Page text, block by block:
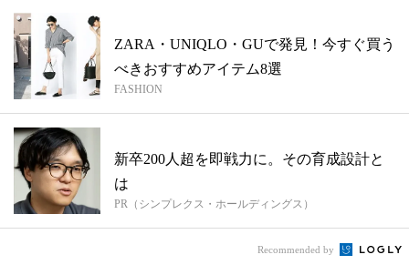
ZARA・UNIQLO・GUで発見！今すぐ買う
べきおすすめアイテム8選
FASHION
新卒200人超を即戦力に。その育成設計と
は
PR（シンプレクス・ホールディングス）
Recommended by